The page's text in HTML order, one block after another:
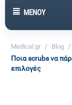
ΜΕΝΟΎ
Medical.gr / Blog /
Ποια scrubs να
επιλογές